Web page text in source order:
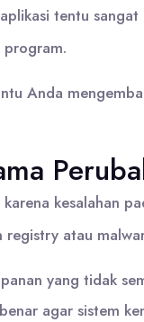
tentu
program.
Anda
kesalahan
registry atau
yang tidak
agar sistem